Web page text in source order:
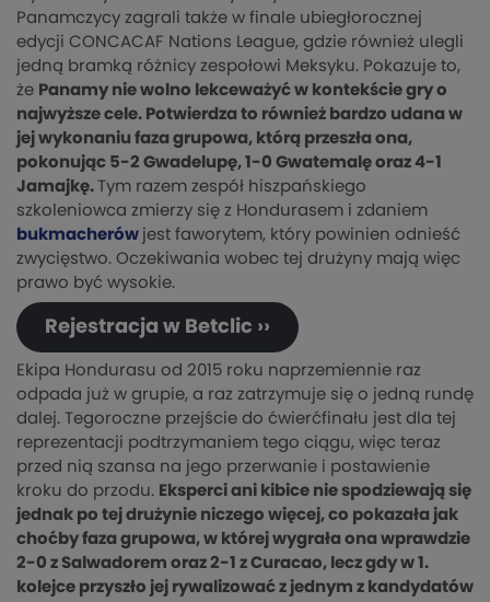
Panamczycy zagrali także w finale ubiegłorocznej
edycji CONCACAF Nations League, gdzie również ulegli
jedną bramką różnicy zespołowi Meksyku. Pokazuje to,
że Panamy nie wolno lekceważyć w kontekście gry o
najwyższe cele. Potwierdza to również bardzo udana w
jej wykonaniu faza grupowa, którą przeszła ona,
pokonując 5-2 Gwadelupę, 1-0 Gwatemalę oraz 4-1
Jamajkę. Tym razem zespół hiszpańskiego
szkoleniowca zmierzy się z Hondurasem i zdaniem
bukmacherów jest faworytem, który powinien odnieść
zwycięstwo. Oczekiwania wobec tej drużyny mają więc
prawo być wysokie.
Rejestracja w Betclic ››
Ekipa Hondurasu od 2015 roku naprzemiennie raz
odpada już w grupie, a raz zatrzymuje się o jedną rundę
dalej. Tegoroczne przejście do ćwierćfinału jest dla tej
reprezentacji podtrzymaniem tego ciągu, więc teraz
przed nią szansa na jego przerwanie i postawienie
kroku do przodu. Eksperci ani kibice nie spodziewają się
jednak po tej drużynie niczego więcej, co pokazała jak
choćby faza grupowa, w której wygrała ona wprawdzie
2-0 z Salwadorem oraz 2-1 z Curacao, lecz gdy w 1.
kolejce przyszło jej rywalizować z jednym z kandydatów